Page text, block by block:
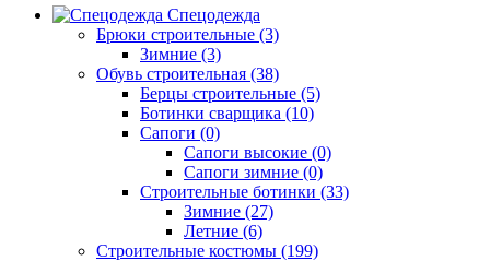
Спецодежда
Брюки строительные (3)
Зимние (3)
Обувь строительная (38)
Берцы строительные (5)
Ботинки сварщика (10)
Сапоги (0)
Сапоги высокие (0)
Сапоги зимние (0)
Строительные ботинки (33)
Зимние (27)
Летние (6)
Строительные костюмы (199)